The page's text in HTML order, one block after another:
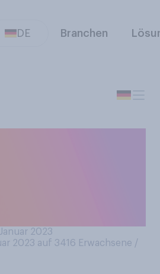
DE Branchen
2023
2023 auf 3416 Erwachsene /